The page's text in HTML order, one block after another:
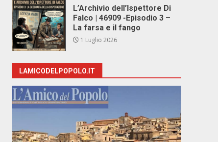
L’Archivio dell’Ispettore Di
Falco | 46909 -Episodio 3 –
La farsa e il fango
1 Luglio 2026
LAMICODELPOPOLO.IT